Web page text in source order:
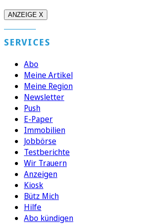
ANZEIGE X
SERVICES
Abo
Meine Artikel
Meine Region
Newsletter
Push
E-Paper
Immobilien
Jobbörse
Testberichte
Wir Trauern
Anzeigen
Kiosk
Bütz Mich
Hilfe
Abo kündigen